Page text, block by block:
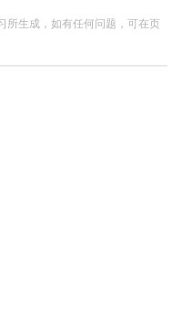
所生成，如有任何问题，可在页